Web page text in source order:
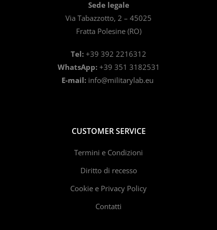
Sede legale
Via Tabazzotto, 2 – 45025
Fratta Polesine (RO)
Tel: +39 392 2216312
WhatsApp:+39 351 3182531
E-mail: info@militarylab.eu
CUSTOMER SERVICE
Termini e Condizioni
Diritto di recesso
Cookie e Privacy Policy
Contatti